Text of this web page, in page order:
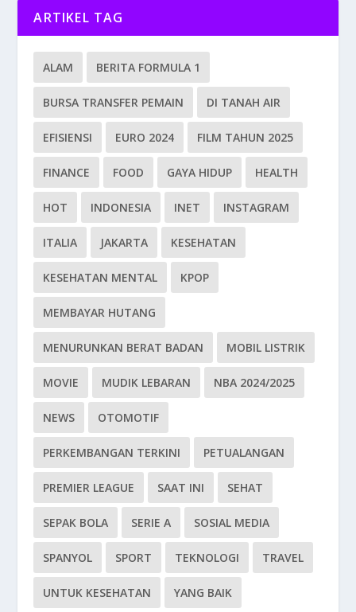
ARTIKEL TAG
ALAM BERITA FORMULA 1
BURSA TRANSFER PEMAIN DI TANAH AIR
EFISIENSI EURO 2024 FILM TAHUN 2025
FINANCE FOOD GAYA HIDUP HEALTH
HOT INDONESIA INET INSTAGRAM
ITALIA JAKARTA KESEHATAN
KESEHATAN MENTAL KPOP
MEMBAYAR HUTANG
MENURUNKAN BERAT BADAN MOBIL LISTRIK
MOVIE MUDIK LEBARAN NBA 2024/2025
NEWS OTOMOTIF
PERKEMBANGAN TERKINI PETUALANGAN
PREMIER LEAGUE SAAT INI SEHAT
SEPAK BOLA SERIE A SOSIAL MEDIA
SPANYOL SPORT TEKNOLOGI TRAVEL
UNTUK KESEHATAN YANG BAIK